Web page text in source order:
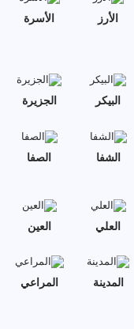
الأرز الأسرة
البيكر الجزيرة
الشفا الصفا
العلي العين
المدينة المراعي